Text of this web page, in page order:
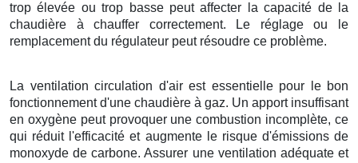
trop élevée ou trop basse peut affecter la capacité de la
chaudière à chauffer correctement. Le réglage ou le
remplacement du régulateur peut résoudre ce problème.
La ventilation circulation d'air est essentielle pour le bon
fonctionnement d'une chaudière à gaz. Un apport insuffisant
en oxygène peut provoquer une combustion incomplète, ce
qui réduit l'efficacité et augmente le risque d'émissions de
monoxyde de carbone. Assurer une ventilation adéquate et